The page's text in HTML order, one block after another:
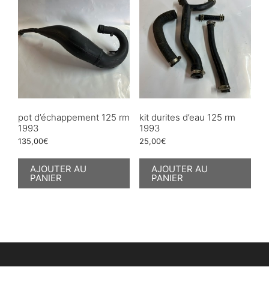
pot d’échappement 125 rm
1993
135,00€
AJOUTER AU
PANIER
kit durites d’eau 125 rm
1993
25,00€
AJOUTER AU
PANIER